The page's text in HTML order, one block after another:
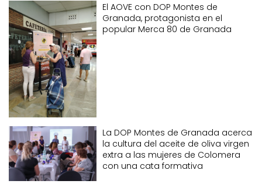
El AOVE con DOP Montes de
Granada, protagonista en el
popular Merca 80 de Granada
La DOP Montes de Granada acerca
la cultura del aceite de oliva virgen
extra a las mujeres de Colomera
con una cata formativa